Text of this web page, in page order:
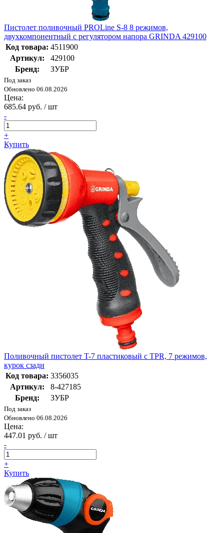
Пистолет поливочный PROLine S-8 8 режимов,
двухкомпонентный с регулятором напора GRINDA 429100
Код товара: 4511900
Артикул:
429100
Бренд:
ЗУБР
Под заказ
Обновлено 06.08.2026
Цена:
685.64 руб. / шт
-
+
Купить
Поливочный пистолет T-7 пластиковый с TPR, 7 режимов,
курок сзади
Код товара: 3356035
Артикул:
8-427185
Бренд:
ЗУБР
Под заказ
Обновлено 06.08.2026
Цена:
447.01 руб. / шт
-
+
Купить